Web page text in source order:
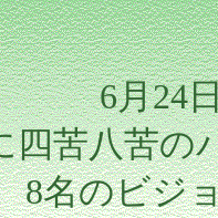
6月24
四苦八苦の
8名のビジ